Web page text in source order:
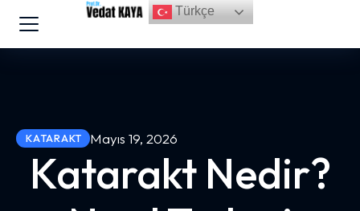
Türkçe
KATARAKT Mayıs 19, 2026
Katarakt Nedir?